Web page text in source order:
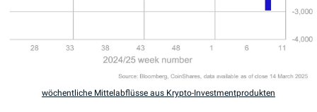
wöchentliche Mittelabflüsse aus Krypto-Investmentprodukten